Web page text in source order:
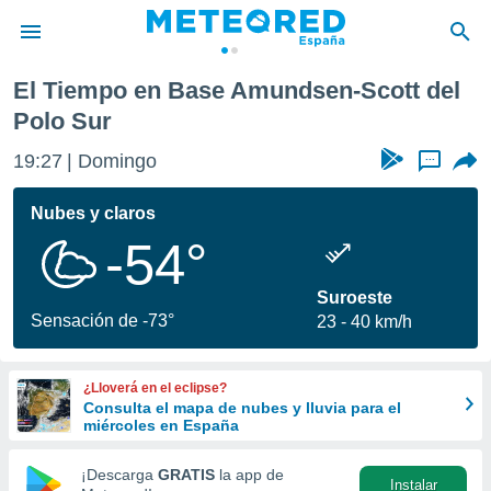
de
para
la
calidad.
a este
forma
digital
El Tiempo en Base Amundsen-Scott del
Polo Sur
19:27 Domingo ...
Nubes y claros
-54°
Sensación de -73°
Suroeste
23
40 km/h
¿Lloverá en el eclipse?
Consulta el mapa de nubes y lluvia para el
miércoles en España
¡Descarga GRATIS la app de
Instalar